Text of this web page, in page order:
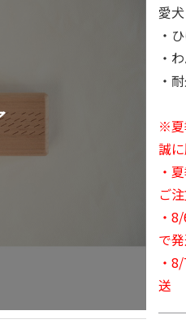
愛
・
・
・
※夏
誠
・
ご
・
で
・
送